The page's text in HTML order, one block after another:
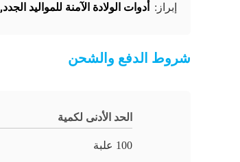
إبراز: أدوات الولادة الآمنة للمواليد الجدد,
شروط الدفع والشحن
الحد الأدنى لكمية
100 علبة